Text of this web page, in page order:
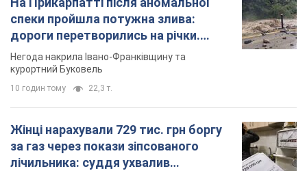
спеки пройшла потужна злива:
дороги перетворились на річки.
Відео
Негода накрила Івано-Франківщину та
курортний Буковель
10 годин тому 22,3 т.
Жінці нарахували 729 тис. грн боргу
за газ через покази зіпсованого
лічильника: суддя ухвалив